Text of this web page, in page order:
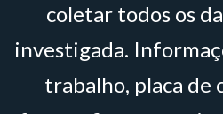
coletar todos os
investigada.
trabalho, placa de